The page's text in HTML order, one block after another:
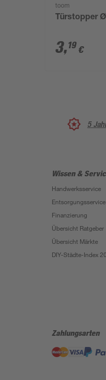
toom
Türstopper
3,19 €
5
Wissen &
Handwerksservice
Entsorgungsservice
Finanzierung
Übersicht Ratgeber
Übersicht Märkte
DIY-Städte-Index
Zahlungsarten